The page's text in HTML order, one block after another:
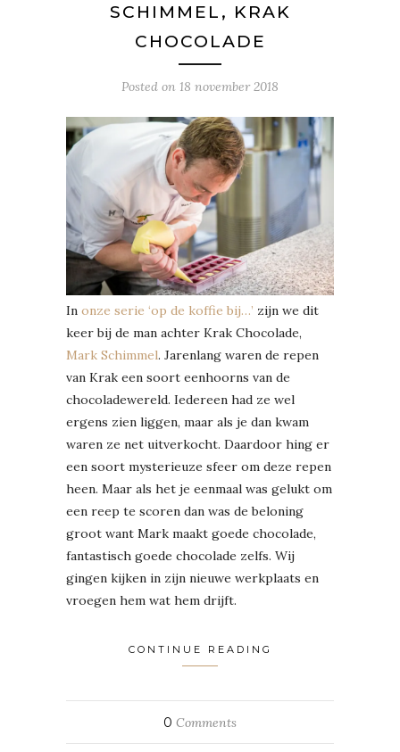
SCHIMMEL, KRAK
CHOCOLADE
Posted on 18 november 2018
In onze serie ‘op de koffie bij…’ zijn we dit
keer bij de man achter Krak Chocolade,
Mark Schimmel. Jarenlang waren de repen
van Krak een soort eenhoorns van de
chocoladewereld. Iedereen had ze wel
ergens zien liggen, maar als je dan kwam
waren ze net uitverkocht. Daardoor hing er
een soort mysterieuze sfeer om deze repen
heen. Maar als het je eenmaal was gelukt om
een reep te scoren dan was de beloning
groot want Mark maakt goede chocolade,
fantastisch goede chocolade zelfs. Wij
gingen kijken in zijn nieuwe werkplaats en
vroegen hem wat hem drijft.
CONTINUE READING
0 Comments